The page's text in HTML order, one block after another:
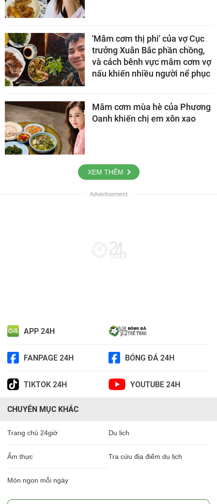
'Mâm cơm thị phi' của vợ Cục
trưởng Xuân Bắc phần chồng,
và cách bênh vực mâm cơm vợ
nấu khiến nhiều người nể phục
Mâm cơm mùa hè của Phương
Oanh khiến chị em xôn xao
XEM THÊM
APP 24H
FANPAGE 24H BÓNG ĐÁ 24H
TIKTOK 24H YOUTUBE 24H
CHUYÊN MỤC KHÁC
Trang chủ 24giờ Du lịch
Ẩm thực Tra cứu địa điểm du lịch
Món ngon mỗi ngày